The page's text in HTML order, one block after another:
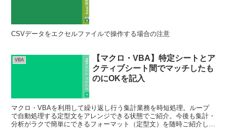
CSVデータをエクセルファイルで操作する場合の注意
VBA
【マクロ・VBA】特定シートとア
クティブシート間でマッチしたも
のにOKを記入
マクロ・VBAを利用して繰り返し行う集計業務を時短処理。ループ
で自動処理する定型文をアレンジできる状態でご紹介。今後も集計・
分析がラクで簡単にできるフォーマット（定型文）を随時ご紹介して